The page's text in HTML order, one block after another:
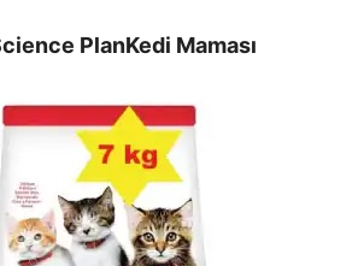
PlanKedi Maması